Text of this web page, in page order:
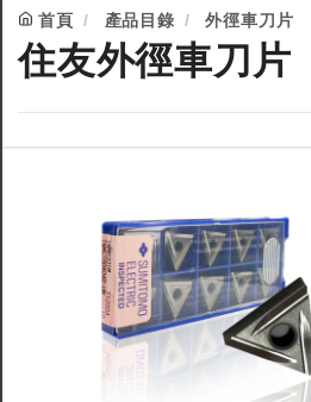
首頁 產品目錄 外徑車刀片
住友外徑車刀片